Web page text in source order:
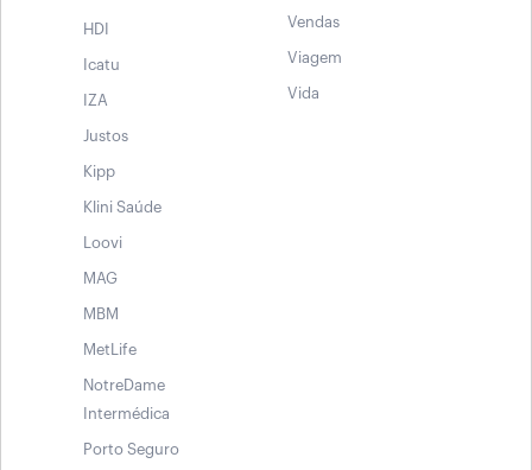
HDI
Icatu
IZA
Justos
Kipp
Klini Saúde
Loovi
MAG
MBM
MetLife
NotreDame
Intermédica
Porto Seguro
Vendas
Viagem
Vida